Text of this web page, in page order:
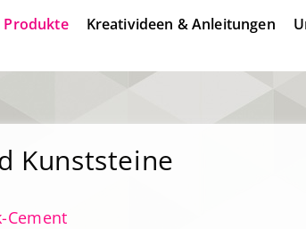
Produkte Kreativideen & Anleitungen
Kunststeine
Cement